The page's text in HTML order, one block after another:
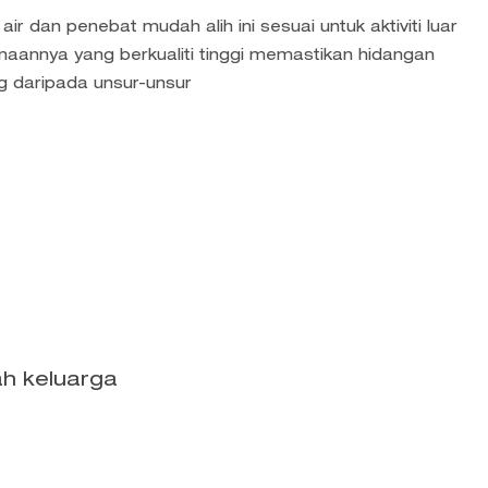
dan penebat mudah alih ini sesuai untuk aktiviti luar
yang berkualiti tinggi memastikan hidangan
daripada unsur-unsur
keluarga